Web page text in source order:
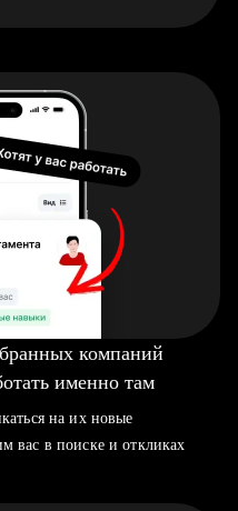
компаний
именно там
на их новые
вас в поиске и откликах